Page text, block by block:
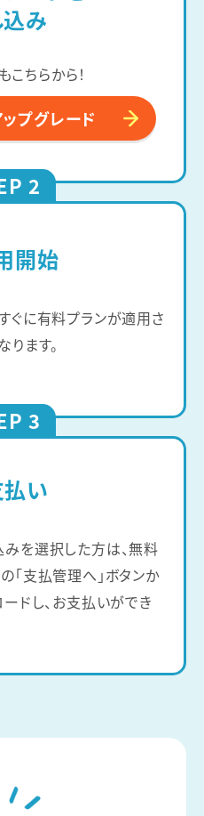
み
ちらから！
プグレード
2
開始
ぐに有料プランが適用さ
ます。
3
い
を選択した方は、無料
「支払管理へ」ボタンか
ドし、お支払いができ